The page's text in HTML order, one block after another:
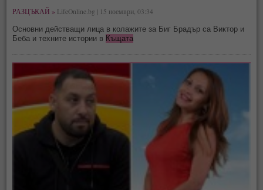
РАЗЦЪКАЙ » LifeOnline.bg | 15 ноември, 03:34
Основни действащи лица в колажите за Биг Брадър са Виктор и
Беба и техните истории в Къщата